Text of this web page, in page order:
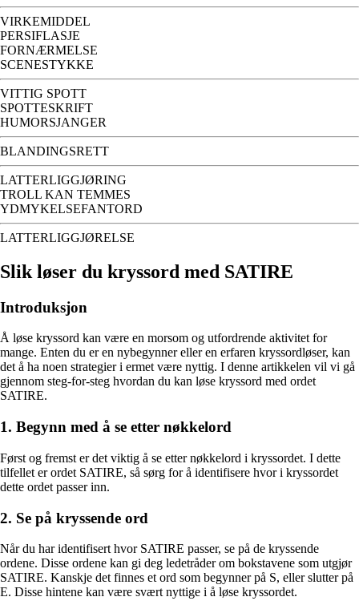
VIRKEMIDDEL
PERSIFLASJE
FORNÆRMELSE
SCENESTYKKE
VITTIG SPOTT
SPOTTESKRIFT
HUMORSJANGER
BLANDINGSRETT
LATTERLIGGJØRING
TROLL KAN TEMMES
YDMYKELSEFANTORD
LATTERLIGGJØRELSE
Slik løser du kryssord med SATIRE
Introduksjon
Å løse kryssord kan være en morsom og utfordrende aktivitet for
mange. Enten du er en nybegynner eller en erfaren kryssordløser, kan
det å ha noen strategier i ermet være nyttig. I denne artikkelen vil vi gå
gjennom steg-for-steg hvordan du kan løse kryssord med ordet
SATIRE.
1. Begynn med å se etter nøkkelord
Først og fremst er det viktig å se etter nøkkelord i kryssordet. I dette
tilfellet er ordet SATIRE, så sørg for å identifisere hvor i kryssordet
dette ordet passer inn.
2. Se på kryssende ord
Når du har identifisert hvor SATIRE passer, se på de kryssende
ordene. Disse ordene kan gi deg ledetråder om bokstavene som utgjør
SATIRE. Kanskje det finnes et ord som begynner på S, eller slutter på
E. Disse hintene kan være svært nyttige i å løse kryssordet.